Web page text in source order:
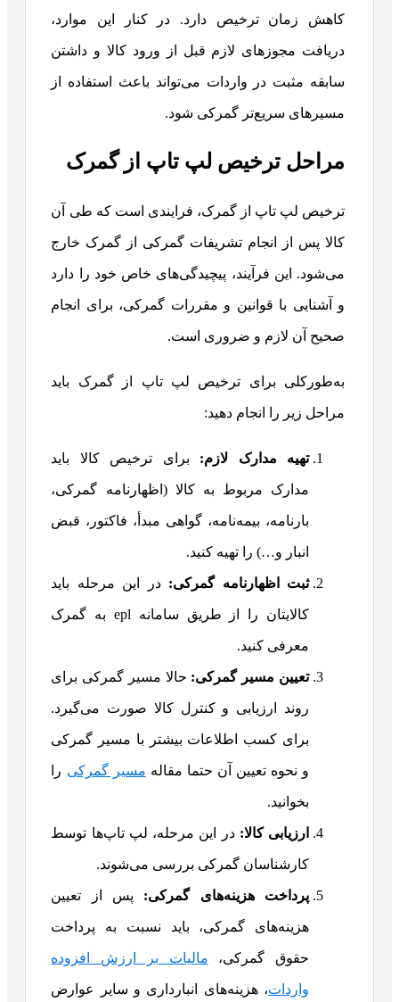
کاهش زمان ترخیص دارد. در کنار این موارد،
دریافت مجوزهای لازم قبل از ورود کالا و داشتن
سابقه مثبت در واردات می‌تواند باعث استفاده از
مسیرهای سریع‌تر گمرکی شود.
مراحل ترخیص لپ تاپ از گمرک
ترخیص لپ تاپ از گمرک، فرایندی است که طی آن
کالا پس از انجام تشریفات گمرکی از گمرک خارج
می‌شود. این فرآیند، پیچیدگی‌های خاص خود را دارد
و آشنایی با قوانین و مقررات گمرکی، برای انجام
صحیح آن لازم و ضروری است.
به‌طورکلی برای ترخیص لپ تاپ از گمرک باید
مراحل زیر را انجام دهید:
تهیه مدارک لازم: برای ترخیص کالا باید
مدارک مربوط به کالا (اظهارنامه گمرکی،
بارنامه، بیمه‌نامه، گواهی مبدأ، فاکتور، قبض
انبار و…) را تهیه کنید.
ثبت اظهارنامه گمرکی: در این مرحله باید
کالایتان را از طریق سامانه epl به گمرک
معرفی کنید.
تعیین مسیر گمرکی: حالا مسیر گمرکی برای
روند ارزیابی و کنترل کالا صورت می‌گیرد.
برای کسب اطلاعات بیشتر با مسیر گمرکی
و نحوه تعیین آن حتما مقاله مسیر گمرکی را
بخوانید.
ارزیابی کالا: در این مرحله، لپ تاپ‌ها توسط
کارشناسان گمرکی بررسی می‌شوند.
پرداخت هزینه‌های گمرکی: پس از تعیین
هزینه‌های گمرکی، باید نسبت به پرداخت
حقوق گمرکی، مالیات بر ارزش ‌افزوده
واردات، هزینه‌های انبارداری و سایر عوارض